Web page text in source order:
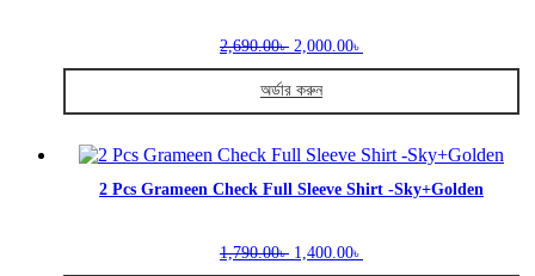
may
be
chosen
on
product
2,690.00৳ Original
price
was:
2,690.00৳ .
2,000.00৳
price
2,000.00৳ .
অর্ডার করুন
product
has
multiple
options
2 Pcs Grameen Check Full Sleeve Shirt -Sky+Golden
1,790.00৳ Original
1,400.00৳